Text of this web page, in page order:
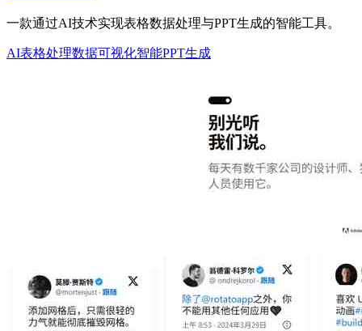
一款通过AI技术实现表格数据处理与PPT生成的智能工具。
AI表格处理数据可视化智能PPT生成